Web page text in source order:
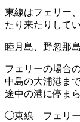
東線はフェリー
たり来たりしてい
睦月島、野忽那
フェリーの場合
中島の大浦港ま
途中の港に停ま
◯東線 フェリー